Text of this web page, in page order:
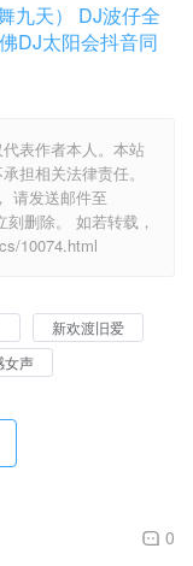
九天）
DJ波仔全
DJ太阳会抖音同
表作者本人。本站
担相关法律责任。
请发送邮件至
删除。 如若转载，
10074.html
新欢渡旧爱
女声
0